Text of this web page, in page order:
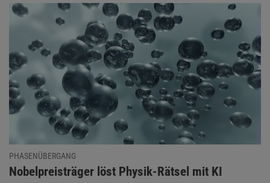
PHASENÜBERGANG
:
Nobelpreisträger löst Physik-Rätsel mit KI